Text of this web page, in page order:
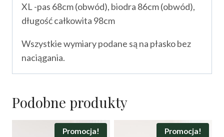
XL -pas 68cm (obwód), biodra 86cm (obwód),
długość całkowita 98cm
Wszystkie wymiary podane są na płasko bez
naciągania.
Podobne produkty
Promocja! Promocja!